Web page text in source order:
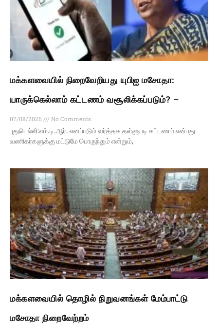
மக்களவையில் நிறைவேறியது யுபிஐ மசோதா:
யாருக்கெல்லாம் கட்டணம் வசூலிக்கப்படும்? –
07/08/2026
No Comments
புதுடெல்லி:எம்.டி.ஆர். எனப்படும் வர்த்தக தள்ளுபடி கட்டணம் என்பது
வணிகர்களுக்கு மட்டுமே பொருந்தும் என்றும்,
மக்களவையில் தொழில் நிறுவனங்கள் மேம்பாட்டு
மசோதா நிறைவேற்றம்